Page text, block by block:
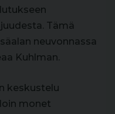
Tämä
neuvonnassa
Kuhlman.
keskustelu
monet